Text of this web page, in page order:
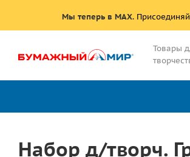
Мы теперь в MAX.
Товары
Набор д/творч.